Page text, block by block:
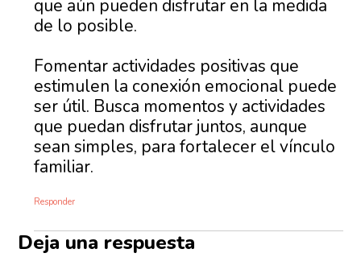
que aún pueden disfrutar en la medida
de lo posible.
Fomentar actividades positivas que
estimulen la conexión emocional puede
ser útil. Busca momentos y actividades
que puedan disfrutar juntos, aunque
sean simples, para fortalecer el vínculo
familiar.
Responder
Deja una respuesta